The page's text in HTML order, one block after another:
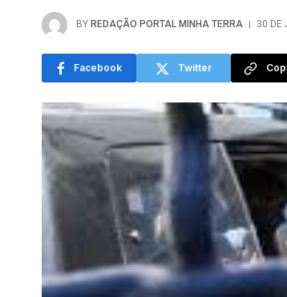
BY REDAÇÃO PORTAL MINHA TERRA 30 DE
Facebook Twitter